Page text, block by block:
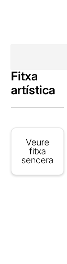
Fitxa
artística
Veure
fitxa
sencera